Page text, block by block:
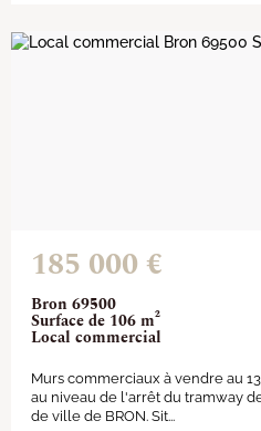
Bron 69500
Surface de 106 m²
Local commercial
185 000 €
Murs commerciaux à vendre au
au niveau de l'arrêt du tramway
de ville de BRON. Sit...